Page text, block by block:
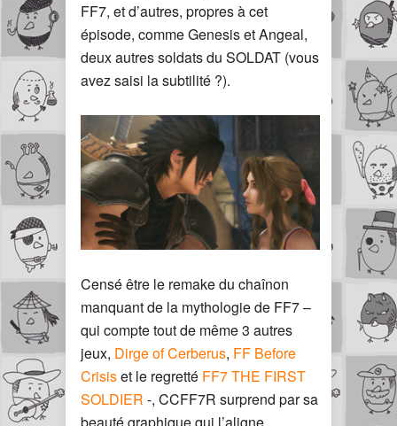
FF7, et d’autres, propres à cet
épisode, comme Genesis et Angeal,
deux autres soldats du SOLDAT (vous
avez saisi la subtilité ?).
Censé être le remake du chaînon
manquant de la mythologie de FF7 –
qui compte tout de même 3 autres
jeux, Dirge of Cerberus, FF Before
Crisiset le regretté FF7 THE FIRST
SOLDIER -, CCFF7R surprend par sa